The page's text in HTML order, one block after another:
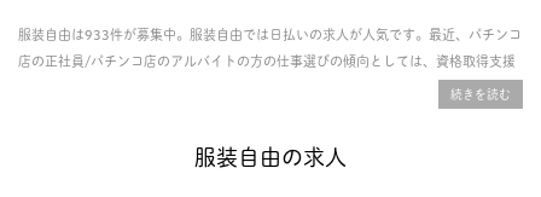
服装自由は933件が募集中。服装自由では日払いの求人が人気です。最近、パチンコ
店の正社員/パチンコ店のアルバイトの方の仕事選びの傾向としては、資格取得支援
あり、年間休日の多さ、残業時間の少なさを重視される方が多いです。給料や年収、
服装自由の求人